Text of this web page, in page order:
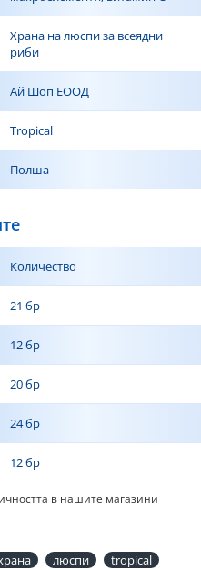
Храна на люспи за всеядни
риби
Ай Шоп ЕООД
Tropical
Полша
Количество
21 бр
12 бр
20 бр
24 бр
12 бр
в нашите магазини
люспи
tropical